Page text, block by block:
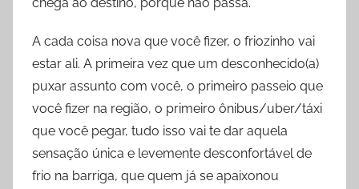
A cada coisa nova que você fizer, o friozinho vai
estar ali. A primeira vez que um desconhecido(a)
puxar assunto com você, o primeiro passeio que
você fizer na região, o primeiro ônibus/uber/táxi
que você pegar, tudo isso vai te dar aquela
sensação única e levemente desconfortável de
frio na barriga, que quem já se apaixonou